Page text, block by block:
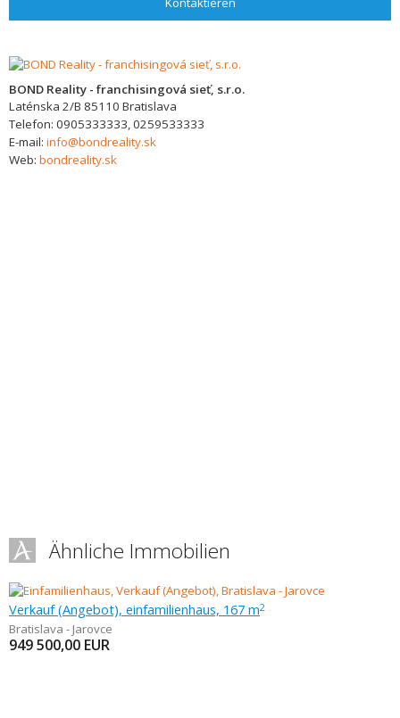
BOND Reality - franchisingová sieť, s.r.o.
Laténska 2/B 85110 Bratislava
Telefon: 0905333333, 0259533333
E-mail: info@bondreality.sk
Web: bondreality.sk
Ähnliche Immobilien
Verkauf (Angebot), einfamilienhaus, 167 m2
Bratislava - Jarovce
949 500,00 EUR